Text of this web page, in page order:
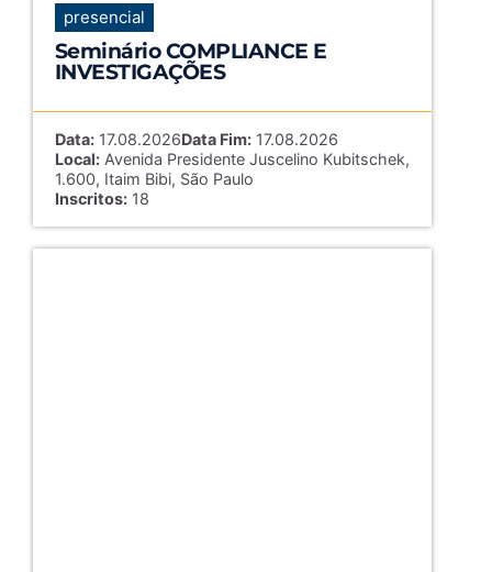
presencial
Seminário COMPLIANCE E
INVESTIGAÇÕES
Data:17.08.2026Data Fim:17.08.2026
Local:Avenida Presidente Juscelino Kubitschek,
1.600, Itaim Bibi, São Paulo
Inscritos:18